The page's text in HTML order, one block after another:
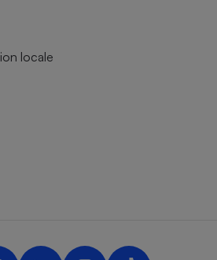
locale